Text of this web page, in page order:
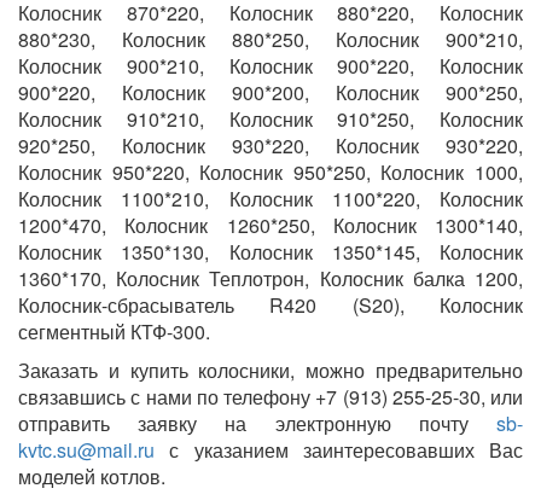
Колосник 870*220, Колосник 880*220, Колосник
880*230, Колосник 880*250, Колосник 900*210,
Колосник 900*210, Колосник 900*220, Колосник
900*220, Колосник 900*200, Колосник 900*250,
Колосник 910*210, Колосник 910*250, Колосник
920*250, Колосник 930*220, Колосник 930*220,
Колосник 950*220, Колосник 950*250, Колосник 1000,
Колосник 1100*210, Колосник 1100*220, Колосник
1200*470, Колосник 1260*250, Колосник 1300*140,
Колосник 1350*130, Колосник 1350*145, Колосник
1360*170, Колосник Теплотрон, Колосник балка 1200,
Колосник-сбрасыватель R420 (S20), Колосник
сегментный КТФ-300.
Заказать и купить колосники, можно предварительно
связавшись с нами по телефону +7 (913) 255-25-30, или
отправить заявку на электронную почтуsb-
kvtc.su@mail.ru с указанием заинтересовавших Вас
моделей котлов.